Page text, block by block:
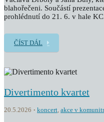
blahořečeni. Součástí
prohlédnutí do 21. 6. v hale
ČÍST DÁL
Divertimento kvartet
20.5.2026 koncert, akce v